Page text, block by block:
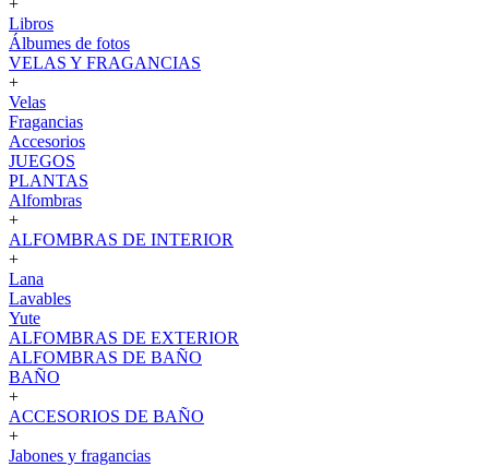
+
Libros
Álbumes de fotos
VELAS Y FRAGANCIAS
+
Velas
Fragancias
Accesorios
JUEGOS
PLANTAS
Alfombras
+
ALFOMBRAS DE INTERIOR
+
Lana
Lavables
Yute
ALFOMBRAS DE EXTERIOR
ALFOMBRAS DE BAÑO
BAÑO
+
ACCESORIOS DE BAÑO
+
Jabones y fragancias